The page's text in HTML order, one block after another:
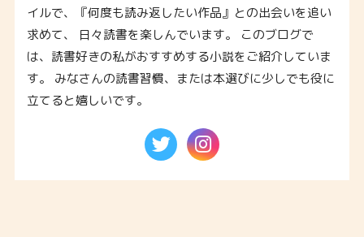
イルで、『何度も読み返したい作品』との出会いを追い
求めて、 日々読書を楽しんでいます。 このブログで
は、読書好きの私がおすすめする小説をご紹介していま
す。 みなさんの読書習慣、または本選びに少しでも役に
立てると嬉しいです。